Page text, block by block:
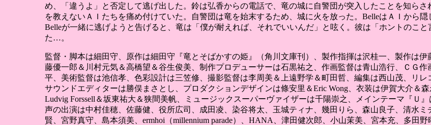
め、「違うよ」と否定して逃げ出した。鈴は弘香からの電話で、竜の城に自警団が突入したことを知ら
を教えないＡＩたちを痛め付けていた。自警団は竜を始末するため、城に火を放った。BelleはＡＩから
Belleが一緒に逃げようと告げると、竜は「僕が耐えれば、それでいいんだ」と呟く。彼は「ホントのこ
た…。
監督・脚本は細田守、原作は細田守『竜とそばかすの姫』（角川文庫刊）、製作指揮は沢桂一、製作は
藤優一郎＆川村元気＆高橋望＆谷生俊美、制作プロデューサーは石黒祐之、作画監督は青山浩行、ＣＧ
平、美術監督は池信孝、色彩設計は三笠修、撮影監督は李周美＆上遠野学＆町田哲、編集は西山茂、リ
サウンドエディターは勝俣まさとし、プロダクションデザインは條安里＆Eric Wong、衣装は伊賀大介＆
Ludvig Forssell＆坂東祐大＆狭間美帆、ミュージックスーパーヴァイザーは千陽崇之、メインテーマ『Ｕ』
声の出演は中村佳穂、佐藤健、役所広司、成田凌、染谷将太、玉城ティナ、幾田りら、森山良子、清水
賢、宮野真守、島本須美、ermhoi（millennium parade）、HANA、津田健次郎、小山茉美、宮本充、多田